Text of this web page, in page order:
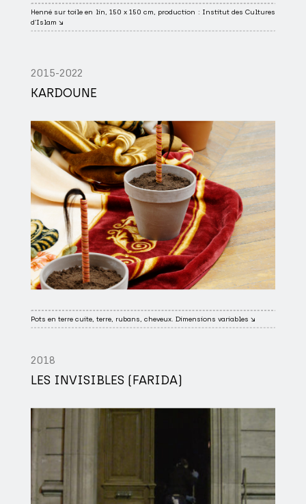
Henné sur toile en lin, 150 x 150 cm, production : Institut des Cultures
d’Islam ↘
2015-2022
KARDOUNE
Pots en terre cuite, terre, rubans, cheveux. Dimensions variables ↘
2018
LES INVISIBLES (FARIDA)